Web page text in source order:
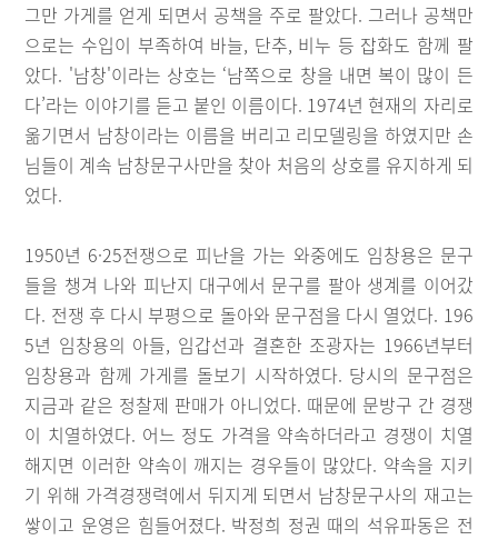
그만 가게를 얻게 되면서 공책을 주로 팔았다. 그러나 공책만
으로는 수입이 부족하여 바늘, 단추, 비누 등 잡화도 함께 팔
았다. '남창'이라는 상호는 ‘남쪽으로 창을 내면 복이 많이 든
다’라는 이야기를 듣고 붙인 이름이다. 1974년 현재의 자리로
옮기면서 남창이라는 이름을 버리고 리모델링을 하였지만 손
님들이 계속 남창문구사만을 찾아 처음의 상호를 유지하게 되
었다.
1950년 6·25전쟁으로 피난을 가는 와중에도 임창용은 문구
들을 챙겨 나와 피난지 대구에서 문구를 팔아 생계를 이어갔
다. 전쟁 후 다시 부평으로 돌아와 문구점을 다시 열었다. 196
5년 임창용의 아들, 임갑선과 결혼한 조광자는 1966년부터
임창용과 함께 가게를 돌보기 시작하였다. 당시의 문구점은
지금과 같은 정찰제 판매가 아니었다. 때문에 문방구 간 경쟁
이 치열하였다. 어느 정도 가격을 약속하더라고 경쟁이 치열
해지면 이러한 약속이 깨지는 경우들이 많았다. 약속을 지키
기 위해 가격경쟁력에서 뒤지게 되면서 남창문구사의 재고는
쌓이고 운영은 힘들어졌다. 박정희 정권 때의 석유파동은 전